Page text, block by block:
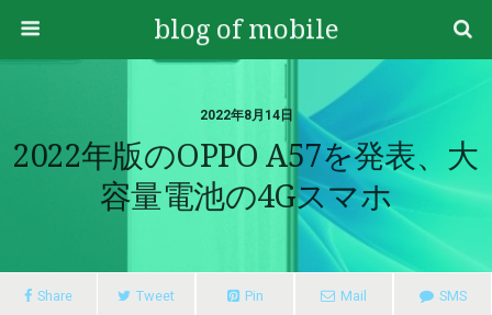
blog of mobile
2022年8月14日
2022年版のOPPO A57を発表、大
容量電池の4Gスマホ
Share Tweet Pin Mail SMS